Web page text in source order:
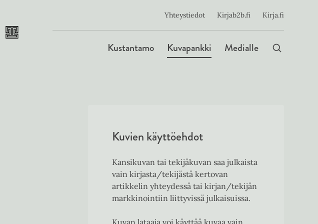
Yhteystiedot Kirjab2b.fi Kirja.fi
Päävalikko
Kustantamo Kuvapankki Medialle
Kuvien käyttöehdot
Kansikuvan tai tekijäkuvan saa julkaista
vain kirjasta/tekijästä kertovan
artikkelin yhteydessä tai kirjan/tekijän
markkinointiin liittyvissä julkaisuissa.
Kuvan lataaja voi käyttää kuvaa vain